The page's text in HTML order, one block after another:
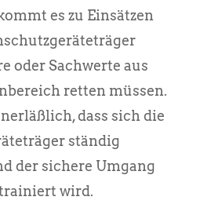
es zu Einsätzen
oder Sachwerte aus
retten müssen.
dass sich die
ständig
der sichere Umgang
wird.